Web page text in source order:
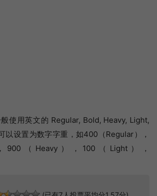
使用英文的 Regular, Bold, Heavy, Light,
以设置为数字字重，如400（Regular），
900（Heavy），100（Light），